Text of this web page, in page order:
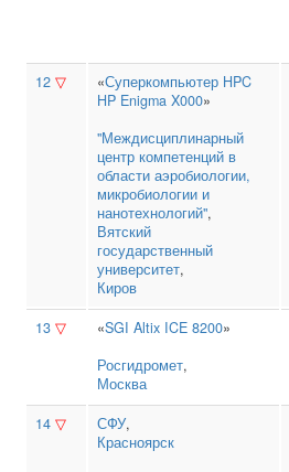
12 ▽ «Суперкомпьютер HPC
HP Enigma X000»
"Междисциплинарный
центр компетенций в
области аэробиологии,
микробиологии и
нанотехнологий",
Вятский
государственный
университет,
Киров
13 ▽ «SGI Altix ICE 8200»
Росгидромет,
Москва
14 ▽ СФУ,
Красноярск